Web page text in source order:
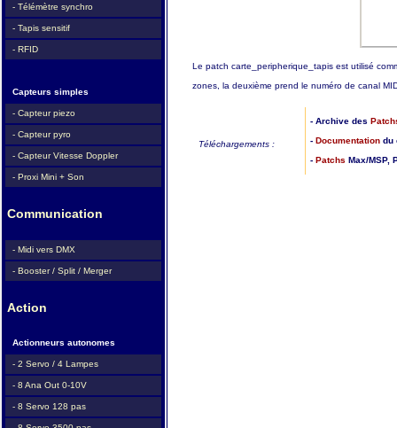
- Télémètre synchro
- Tapis sensitif
- RFID
Capteurs simples
- Capteur piezo
- Capteur pyro
- Capteur Vitesse Doppler
- Proxi Mini + Son
Communication
- Midi vers DMX
- Booster / Split / Merger
Action
Actionneurs autonomes
- 2 Servo / 4 Lampes
- 8 Ana Out 0-10V
- 8 Servo 128 pas
Le patch carte_peripherique_tapis est utilisé
zones, la deuxième prend le numéro de canal
Téléchargements :
- Archive des
- Documentation du
- Patchs Max/MSP,